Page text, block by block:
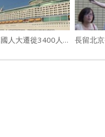
(粵)中國人大遷徙3400人郵輪至北海道